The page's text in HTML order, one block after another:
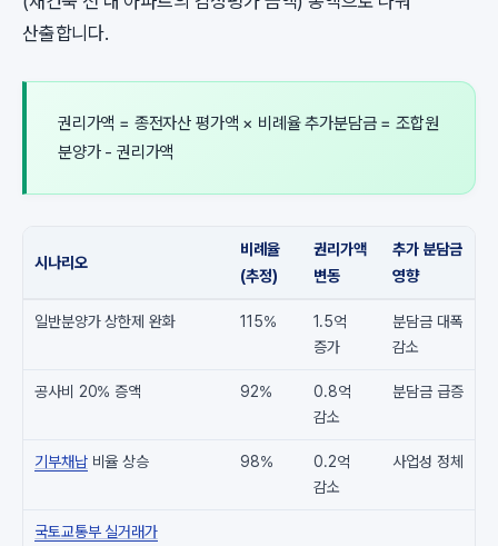
산출합니다.
권리가액 = 종전자산 평가액 × 비례율 추가분담금 = 조합원
분양가 - 권리가액
시나리오
비례율
(추정)
권리가액
변동
추가 분담금
영향
일반분양가 상한제 완화 115%
1.5억
증가
분담금 대폭
감소
공사비 20% 증액 92%
0.8억
감소
분담금 급증
기부채납비율 상승 98%
0.2억
감소
사업성 정체
국토교통부 실거래가